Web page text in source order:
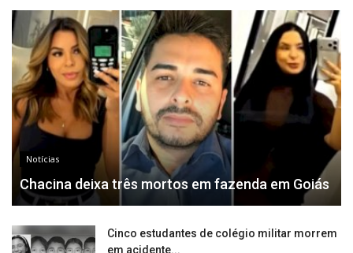
Notícias
Chacina deixa três mortos em fazenda em Goiás
Cinco estudantes de colégio militar morrem
em acidente...